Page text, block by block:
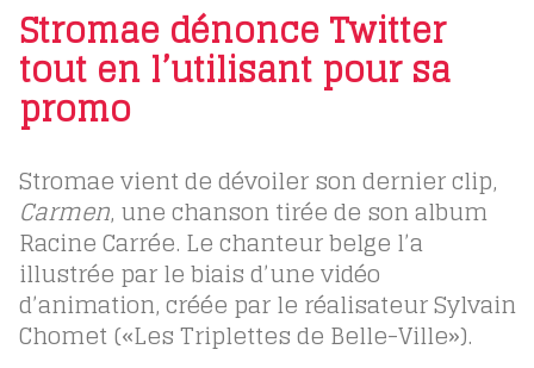
Stromae dénonce Twitter
tout en l’utilisant pour sa
promo
Stromae vient de dévoiler son dernier clip,
Carmen, une chanson tirée de son album
Racine Carrée. Le chanteur belge l’a
illustrée par le biais d’une vidéo
d’animation, créée par le réalisateur Sylvain
Chomet («Les Triplettes de Belle-Ville»).